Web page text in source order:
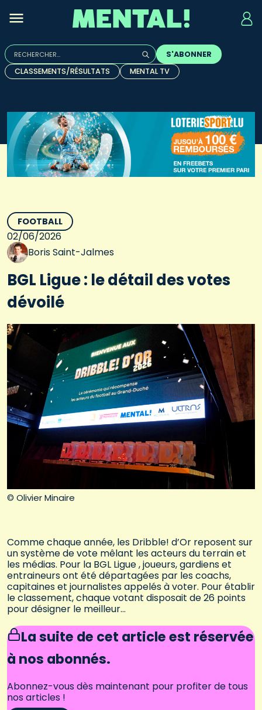
Rechercher :
Quand les résultats de l'auto-complétion sont
S'ABONNER
CLASSEMENTS/RÉSULTATS
MENTAL TV
© Olivier Minaire
FOOTBALL
02/06/2026
Boris Saint-Jalmes
BGL Ligue : le détail des votes
dévoilé
Comme chaque année, les Dribble! d’Or reposent sur
un système de vote mêlant les acteurs du terrain et
les médias. Pour la BGL Ligue , joueurs, gardiens et
entraineurs ont été départagées par les coachs,
capitaines et journalistes appelés à voter. Pour établir
le classement, chaque votant disposait de 26 points
pour désigner le meilleur…
La suite de cet article est réservée
à nos abonnés.
Abonnez-vous dès maintenant pour profiter de tous
nos articles !